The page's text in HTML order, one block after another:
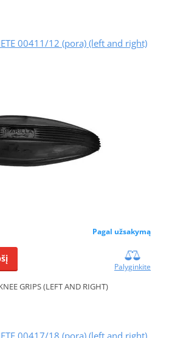
00411/12 (pora) (left and right)
Pagal užsakymą
Palyginkite
GRIPS (LEFT AND RIGHT)
00417/18 (pora) (left and right)